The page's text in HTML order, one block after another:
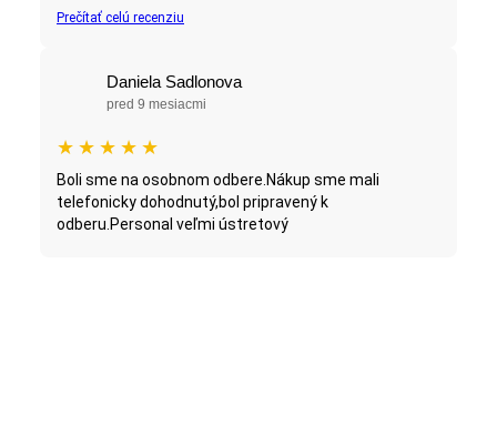
Prečítať celú recenziu
Daniela Sadlonova
pred 9 mesiacmi
★ ★ ★ ★ ★
Boli sme na osobnom odbere.Nákup sme mali
telefonicky dohodnutý,bol pripravený k
odberu.Personal veľmi ústretový